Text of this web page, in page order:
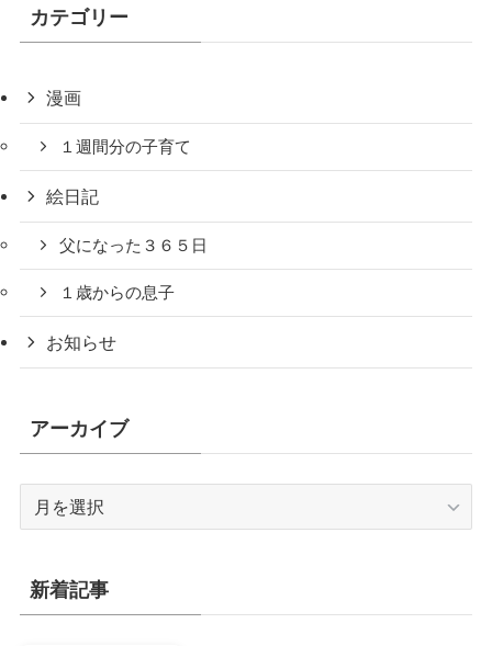
カテゴリー
漫画
１週間分の子育て
絵日記
父になった３６５日
１歳からの息子
お知らせ
アーカイブ
イ
ブ
新着記事